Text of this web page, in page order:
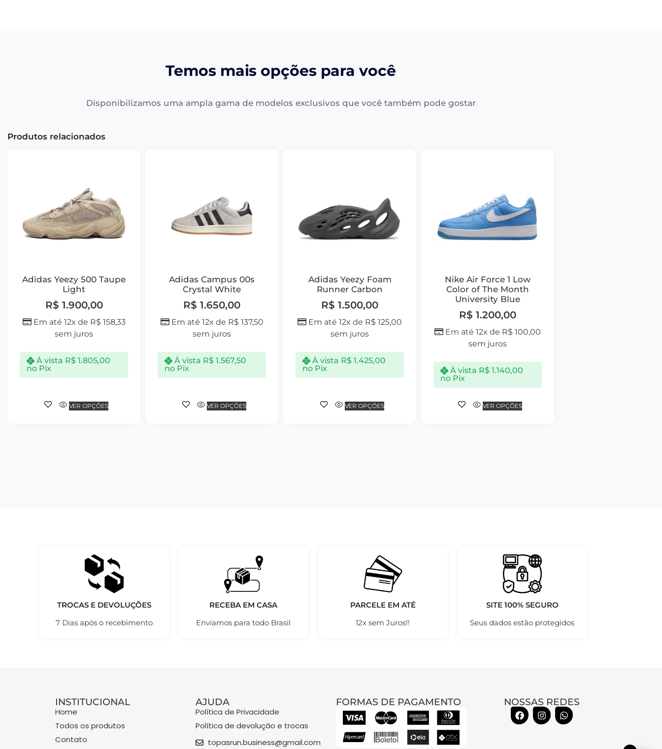
Temos mais opções para você
Disponibilizamos uma ampla gama de modelos exclusivos que você também pode gostar
Produtos relacionados
Adidas Yeezy 500 Taupe
Light
R$ 1.900,00
Em até 12x de R$ 158,33
sem juros
À vista R$1.805,00
no Pix
VER OPÇÕES
Adidas Campus 00s
Crystal White
R$ 1.650,00
Em até 12x de R$ 137,50
sem juros
À vista R$1.567,50
no Pix
VER OPÇÕES
Adidas Yeezy Foam
Runner Carbon
R$ 1.500,00
Em até 12x de R$ 125,00
sem juros
À vista R$1.425,00
no Pix
VER OPÇÕES
Nike Air Force 1 Low
Color of The Month
University Blue
R$ 1.200,00
Em até 12x de R$ 100,00
sem juros
À vista R$1.140,00
no Pix
VER OPÇÕES
TROCAS E DEVOLUÇÕES
7 Dias após o recebimento
RECEBA EM CASA
Enviamos para todo Brasil
PARCELE EM ATÉ
12x sem Juros!!
SITE 100% SEGURO
Seus dados estão protegidos
INSTITUCIONAL
Home
Todos os produtos
Contato
AJUDA
Política de Privacidade
Política de devolução e trocas
topasrun.business@gmail.com
FORMAS DE PAGAMENTO NOSSAS REDES